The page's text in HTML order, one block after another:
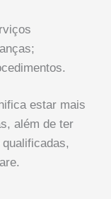
estar mais
além de ter